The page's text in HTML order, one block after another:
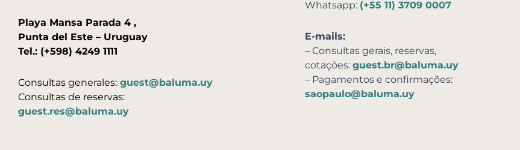
Playa Mansa Parada 4 ,
Punta del Este – Uruguay
Tel.: (+598) 4249 1111
Consultas generales: guest@baluma.uy
Consultas de reservas:
guest.res@baluma.uy
Whatsapp: (+55 11) 3709 0007
E-mails:
– Consultas gerais, reservas,
cotações: guest.br@baluma.uy
– Pagamentos e confirmações:
saopaulo@baluma.uy